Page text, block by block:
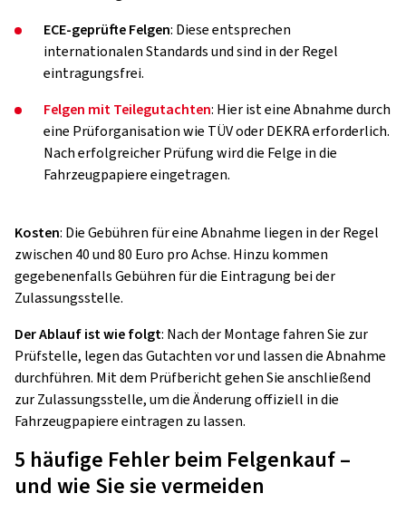
ECE-geprüfte Felgen: Diese entsprechen
internationalen Standards und sind in der Regel
eintragungsfrei.
Felgen mit Teilegutachten: Hier ist eine Abnahme durch
eine Prüforganisation wie TÜV oder DEKRA erforderlich.
Nach erfolgreicher Prüfung wird die Felge in die
Fahrzeugpapiere eingetragen.
Kosten: Die Gebühren für eine Abnahme liegen in der Regel
zwischen 40 und 80 Euro pro Achse. Hinzu kommen
gegebenenfalls Gebühren für die Eintragung bei der
Zulassungsstelle.
Der Ablauf ist wie folgt: Nach der Montage fahren Sie zur
Prüfstelle, legen das Gutachten vor und lassen die Abnahme
durchführen. Mit dem Prüfbericht gehen Sie anschließend
zur Zulassungsstelle, um die Änderung offiziell in die
Fahrzeugpapiere eintragen zu lassen.
5 häufige Fehler beim Felgenkauf –
und wie Sie sie vermeiden